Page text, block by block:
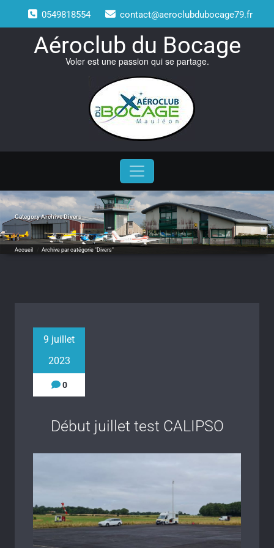
content
0549818554 contact@aeroclubdubocage79.fr
Aéroclub du Bocage
Voler est une passion qui se partage.
Category Archive Divers
Accueil Archive par catégorie "Divers"
9 juillet
2023
0
Début juillet test CALIPSO